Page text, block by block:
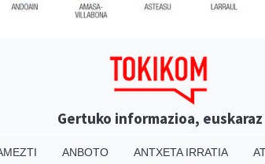
Gertuko informazioa, euskaraz
ANBOTO ANTXETA IRRATIA